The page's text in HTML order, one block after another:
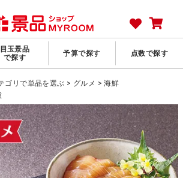
目玉景品
で探す
予算で探す 点数で探す
ゴリで単品を選ぶ グルメ
海鮮